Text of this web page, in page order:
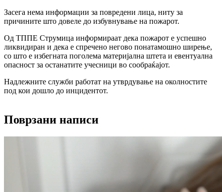
Засега нема информации за повредени лица, ниту за
причините што довеле до избувнување на пожарот.
Од ТППЕ Струмица информираат дека пожарот е успешно
ликвидиран и дека е спречено негово понатамошно ширење,
со што е избегната поголема материјална штета и евентуална
опасност за останатите учесници во сообраќајот.
Надлежните служби работат на утврдување на околностите
под кои дошло до инцидентот.
Поврзани написи